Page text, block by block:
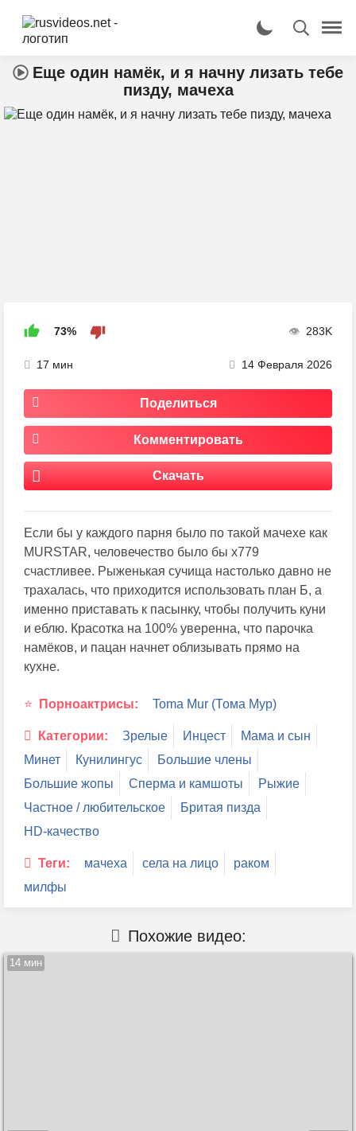
Еще один намёк, и я начну лизать тебе
пизду, мачеха
73% 283K
17 мин 14 Февраля 2026
Поделиться
Комментировать
Скачать
Если бы у каждого парня было по такой мачехе как
MURSTAR, человечество было бы х779
счастливее. Рыженькая сучища настолько давно не
трахалась, что приходится использовать план Б, а
именно приставать к пасынку, чтобы получить куни
и еблю. Красотка на 100% уверенна, что парочка
намёков, и пацан начнет облизывать прямо на
кухне.
Порноактрисы: Toma Mur (Тома Мур)
Категории: Зрелые Инцест
Мама и сын
Минет
Кунилингус
Большие члены
Большие жопы
Сперма и камшоты
Рыжие
Частное / любительское
Бритая пизда
HD-качество
Теги: мачеха села на лицо
раком
милфы
Похожие видео:
14 мин